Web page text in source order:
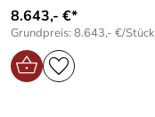
8.643,- €*
Grundpreis: 8.643,- €/Stück